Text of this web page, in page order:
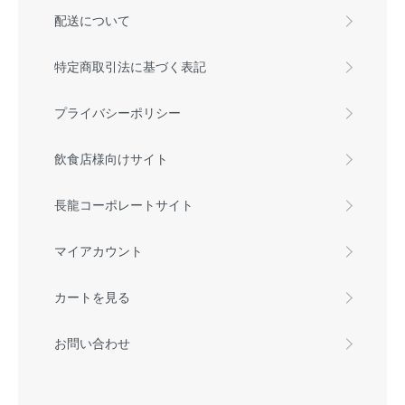
配送について
特定商取引法に基づく表記
プライバシーポリシー
飲食店様向けサイト
長龍コーポレートサイト
マイアカウント
カートを見る
お問い合わせ